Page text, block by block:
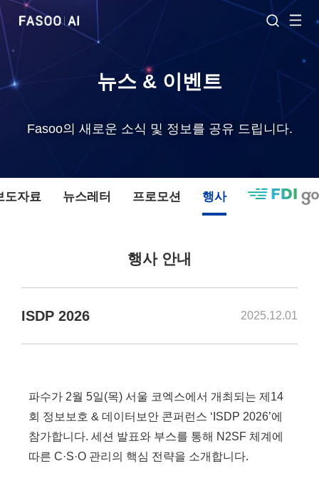
뉴스 & 이벤트
Fasoo의 새로운 소식 및 정보를 공유 드립니다.
도자료 뉴스레터 프로모션 행사
행사 안내
ISDP 2026 2025.12.01
파수가 2월 5일(목) 서울 코엑스에서 개최되는 제14
회 정보보호 & 데이터보안 콘퍼런스 ‘ISDP 2026’에
참가합니다. 세션 발표와 부스를 통해 N2SF 체계에
따른 C·S·O 관리의 핵심 전략을 소개합니다.